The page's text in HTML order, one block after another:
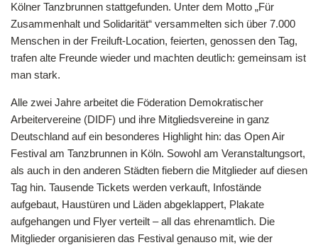
Kölner Tanzbrunnen stattgefunden. Unter dem Motto „Für
Zusammenhalt und Solidarität“ versammelten sich über 7.000
Menschen in der Freiluft-Location, feierten, genossen den Tag,
trafen alte Freunde wieder und machten deutlich: gemeinsam ist
man stark.
Alle zwei Jahre arbeitet die Föderation Demokratischer
Arbeitervereine (DIDF) und ihre Mitgliedsvereine in ganz
Deutschland auf ein besonderes Highlight hin: das Open Air
Festival am Tanzbrunnen in Köln. Sowohl am Veranstaltungsort,
als auch in den anderen Städten fiebern die Mitglieder auf diesen
Tag hin. Tausende Tickets werden verkauft, Infostände
aufgebaut, Haustüren und Läden abgeklappert, Plakate
aufgehangen und Flyer verteilt – all das ehrenamtlich. Die
Mitglieder organisieren das Festival genauso mit, wie der